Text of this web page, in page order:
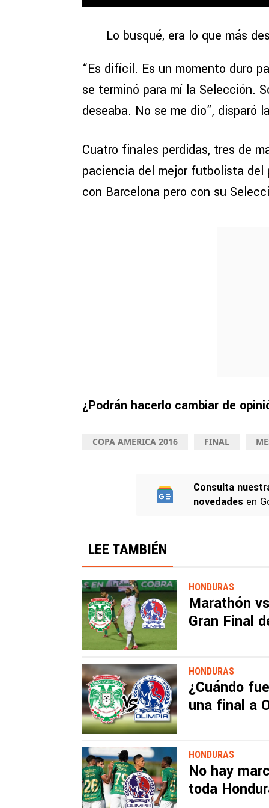
Lo busqué, era lo que más
“Es difícil. Es un momento duro
se terminó para mí la Selección.
deseaba. No se me dio”, disparó
Cuatro finales perdidas, tres de
paciencia del mejor futbolista
con Barcelona pero con su
¿Podrán hacerlo cambiar de
COPA AMERICA 2016 FINAL
Consulta
novedades en
LEE TAMBIÉN
HONDURAS
Marathón
Gran Final
HONDURAS
¿Cuándo
una final a
HONDURAS
No hay
toda